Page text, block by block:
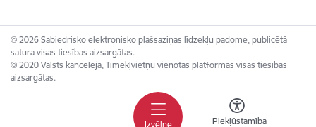
Izvēlne Piekļūstamība
© 2026 Sabiedrisko elektronisko plašsaziņas līdzekļu padome, publicētā
satura visas tiesības aizsargātas.
© 2020 Valsts kanceleja, Tīmekļvietņu vienotās platformas visas tiesības
aizsargātas.